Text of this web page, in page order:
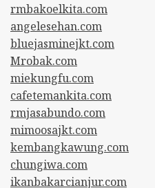
rmbakoelkita.com
angelesehan.com
bluejasminejkt.com
Mrobak.com
miekungfu.com
cafetemankita.com
rmjasabundo.com
mimoosajkt.com
kembangkawung.com
chungiwa.com
ikanbakarcianjur.com